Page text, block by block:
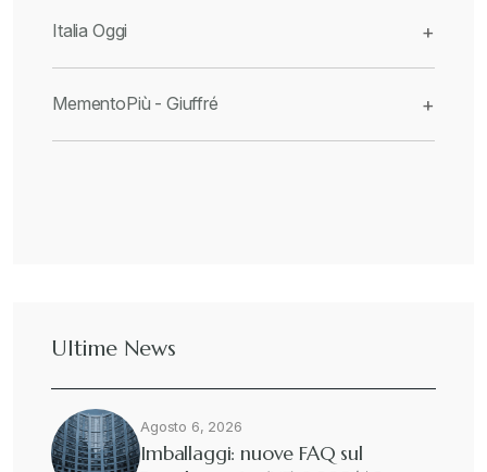
Italia Oggi +
MementoPiù - Giuffré +
Ultime News
Agosto 6, 2026
Imballaggi: nuove FAQ sul